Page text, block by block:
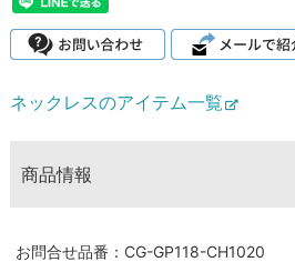
ネックレスのアイテム一覧
商品情報
お問合せ品番：CG-GP118-CH1020